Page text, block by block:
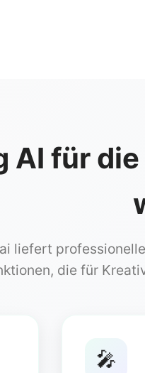
AI für
liefert
die für
🎤